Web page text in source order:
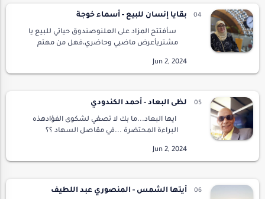
بقايا إنسان للبيع - أسماء خوجة
سأفتتح المزاد على العلنوصندوق حياتي للبيع يا
مشتريأعرض ماضيي وحاضري،فهل من مهتم
اغتاله الزمنسأبيع ملامحي والذكرياتوأسير في
سرداب ال…
لظى البعاد - أحمد الكندودي
ايها البعاد...ما بك لا تصغي لشكوى الفؤادهذه
البراءة المحتضرة ...في مقاصل السهاد ؟؟
حديد ورمادالآنات في مدامع الورد تحجرتوالأشواق
باصفاد…
أيتها الشمس - المنصوري عبد اللطيف